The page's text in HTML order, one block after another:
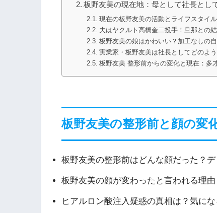
板野友美の現在地：母として社長とし
現在の板野友美の活動とライフスタイ
夫はヤクルト高橋奎二投手！旦那との
板野友美の娘はかわいい？加工なしの
実業家・板野友美は社長としてどのよ
板野友美 整形前からの変化と現在：多
板野友美の整形前と顔の変
板野友美の整形前はどんな顔だった？
板野友美の顔が変わったと言われる理
ヒアルロン酸注入疑惑の真相は？気に